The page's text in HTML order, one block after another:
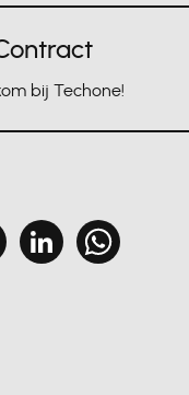
bij Techone!